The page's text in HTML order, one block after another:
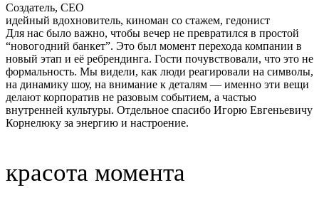
Создатель, CEO
идейный вдохновитель, киноман со стажем, гедонист
Для нас было важно, чтобы вечер не превратился в простой
“новогодний банкет”. Это был момент перехода компании в
новый этап и её ребрендинга. Гости почувствовали, что это не
формальность. Мы видели, как люди реагировали на символы,
на динамику шоу, на внимание к деталям — именно эти вещи
делают корпоратив не разовым событием, а частью
внутренней культуры. Отдельное спасибо Игорю Евгеньевичу
Корнелюку за энергию и настроение.
красота момента